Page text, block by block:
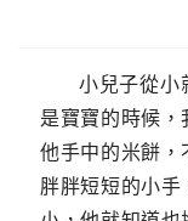
小兒子從小
是寶寶的時候，
他手中的米餅，
胖胖短短的小手